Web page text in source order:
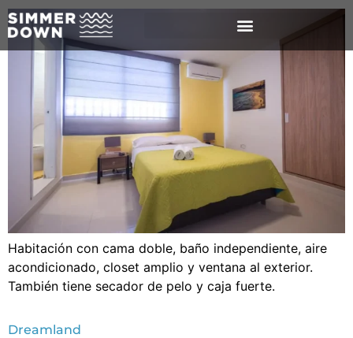
Habitación con cama doble, baño independiente, aire
acondicionado, closet amplio y ventana al exterior.
También tiene secador de pelo y caja fuerte.
Dreamland